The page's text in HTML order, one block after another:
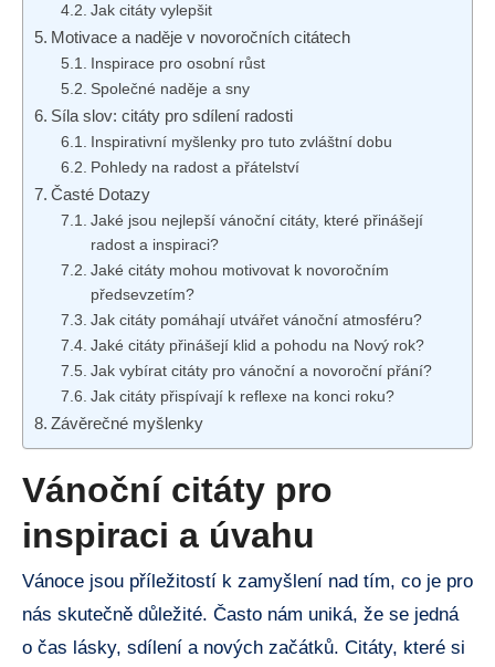
Jak citáty vylepšit
Motivace a naděje v novoročních citátech
Inspirace pro osobní růst
Společné naděje a sny
Síla slov: citáty pro sdílení radosti
Inspirativní myšlenky pro tuto zvláštní dobu
Pohledy na radost a přátelství
Časté Dotazy
Jaké jsou nejlepší vánoční citáty, které přinášejí
radost a inspiraci?
Jaké citáty mohou motivovat k novoročním
předsevzetím?
Jak citáty pomáhají utvářet vánoční atmosféru?
Jaké citáty přinášejí klid a pohodu na Nový rok?
Jak vybírat citáty pro vánoční a novoroční přání?
Jak citáty přispívají k reflexe na konci roku?
Závěrečné myšlenky
Vánoční citáty pro
inspiraci a úvahu
Vánoce jsou příležitostí k zamyšlení nad tím, co je pro
nás skutečně důležité. Často nám uniká, že se jedná
o čas lásky, sdílení a nových začátků. Citáty, které si